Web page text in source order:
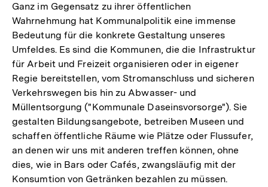
Ganz im Gegensatz zu ihrer öffentlichen
Wahrnehmung hat Kommunalpolitik eine immense
Bedeutung für die konkrete Gestaltung unseres
Umfeldes. Es sind die Kommunen, die die Infrastruktur
für Arbeit und Freizeit organisieren oder in eigener
Regie bereitstellen, vom Stromanschluss und sicheren
Verkehrswegen bis hin zu Abwasser- und
Müllentsorgung ("Kommunale Daseinsvorsorge"). Sie
gestalten Bildungsangebote, betreiben Museen und
schaffen öffentliche Räume wie Plätze oder Flussufer,
an denen wir uns mit anderen treffen können, ohne
dies, wie in Bars oder Cafés, zwangsläufig mit der
Konsumtion von Getränken bezahlen zu müssen.